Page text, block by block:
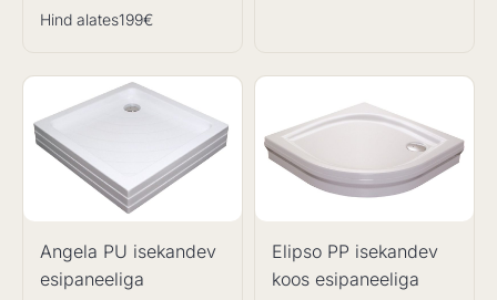
Hind alates199€
Angela PU isekandev
esipaneeliga
Elipso PP isekandev
koos esipaneeliga